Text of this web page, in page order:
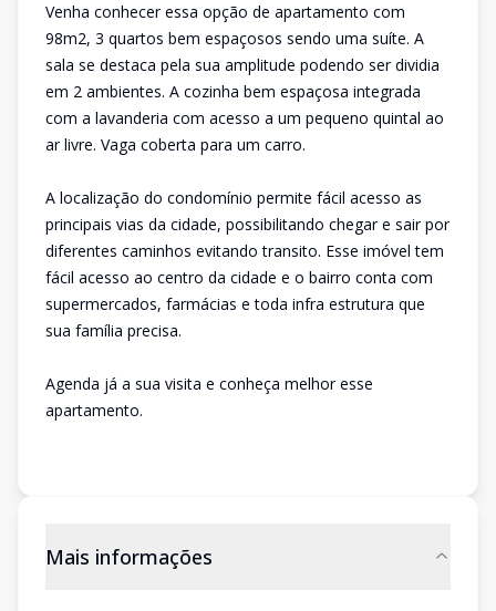
Venha conhecer essa opção de apartamento com
98m2, 3 quartos bem espaçosos sendo uma suíte. A
sala se destaca pela sua amplitude podendo ser dividia
em 2 ambientes. A cozinha bem espaçosa integrada
com a lavanderia com acesso a um pequeno quintal ao
ar livre. Vaga coberta para um carro.
A localização do condomínio permite fácil acesso as
principais vias da cidade, possibilitando chegar e sair por
diferentes caminhos evitando transito. Esse imóvel tem
fácil acesso ao centro da cidade e o bairro conta com
supermercados, farmácias e toda infra estrutura que
sua família precisa.
Agenda já a sua visita e conheça melhor esse
apartamento.
Mais informações